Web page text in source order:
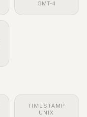
GMT-4
TIMESTAMP
UNIX